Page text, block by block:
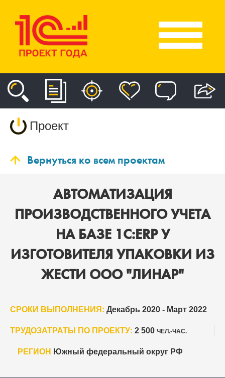
Проект
Вернуться ко всем проектам
АВТОМАТИЗАЦИЯ
ПРОИЗВОДСТВЕННОГО УЧЕТА
НА БАЗЕ 1С:ERP У
ИЗГОТОВИТЕЛЯ УПАКОВКИ ИЗ
ЖЕСТИ ООО "ЛИНАР"
СРОКИ ВЫПОЛНЕНИЯ: Декабрь 2020 - Март 2022
ТРУДОЗАТРАТЫ ПО ПРОЕКТУ: 2 500 ЧЕЛ.-ЧАС.
РЕГИОН Южный федеральный округ РФ